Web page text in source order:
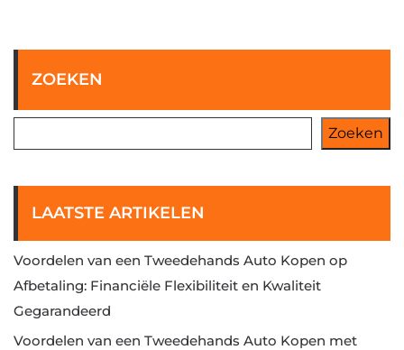
ZOEKEN
Zoeken
LAATSTE ARTIKELEN
Voordelen van een Tweedehands Auto Kopen op
Afbetaling: Financiële Flexibiliteit en Kwaliteit
Gegarandeerd
Voordelen van een Tweedehands Auto Kopen met